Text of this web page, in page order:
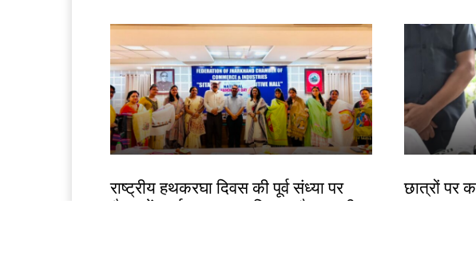
राष्ट्रीय हथकरघा दिवस की पूर्व संध्या पर
छात्रों पर